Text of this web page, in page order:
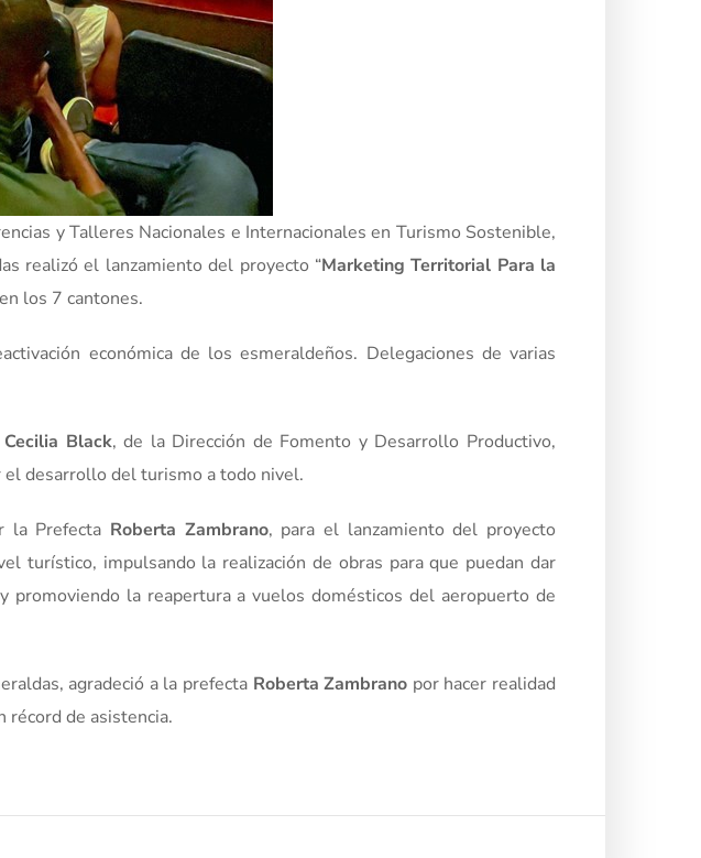
y Talleres Nacionales e Internacionales en Turismo Sostenible,
realizó el lanzamiento del proyecto “Marketing Territorial Para la
los 7 cantones.
económica de los esmeraldeños. Delegaciones de varias
Cecilia Black, de la Dirección de Fomento y Desarrollo Productivo,
el desarrollo del turismo a todo nivel.
la Prefecta Roberta Zambrano, para el lanzamiento del proyecto
turístico, impulsando la realización de obras para que puedan dar
la reapertura a vuelos domésticos del aeropuerto de
agradeció a la prefecta Roberta Zambrano por hacer realidad
récord de asistencia.